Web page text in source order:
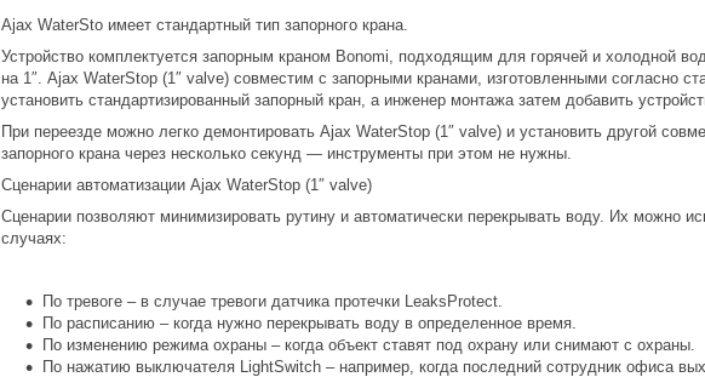
Ajax WaterSto имеет стандартный тип запорного крана.
Устройство комплектуется запорным краном Bonomi, подходящим для горячей и холодной
на 1″. Ajax WaterStop (1″ valve) совместим с запорными кранами, изготовленными согласно
установить стандартизированный запорный кран, а инженер монтажа затем добавить
При переезде можно легко демонтировать Ajax WaterStop (1″ valve) и установить другой
запорного крана через несколько секунд — инструменты при этом не нужны.
Сценарии автоматизации Ajax WaterStop (1″ valve)
Сценарии позволяют минимизировать рутину и автоматически перекрывать воду. Их можно
случаях:
По тревоге – в случае тревоги датчика протечки LeaksProtect.
По расписанию – когда нужно перекрывать воду в определенное время.
По изменению режима охраны – когда объект ставят под охрану или снимают с охраны.
По нажатию выключателя LightSwitch – например, когда последний сотрудник офиса